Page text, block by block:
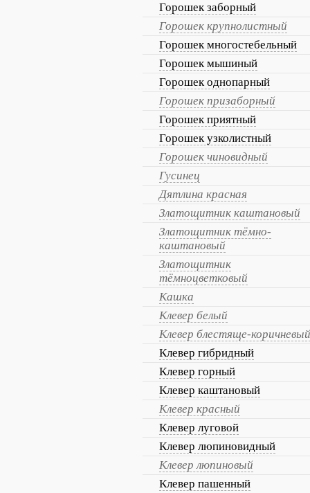
Горошек заборный
Горошек крупнолистный
Горошек многостебельный
Горошек мышиный
Горошек однопарный
Горошек призаборный
Горошек приятный
Горошек узколистный
Горошек чиновидный
Гусинец
Дятлина красная
Златощитник каштановый
Златощитник тёмно-
каштановый
Златощитник
тёмноцветковый
Кашка
Клевер белый
Клевер блестяще-коричневый
Клевер гибридный
Клевер горный
Клевер каштановый
Клевер красный
Клевер луговой
Клевер люпиновидный
Клевер люпиновый
Клевер пашенный